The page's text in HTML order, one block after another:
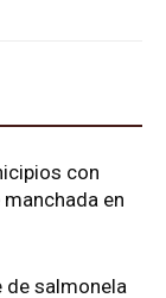
con
en
de salmonela